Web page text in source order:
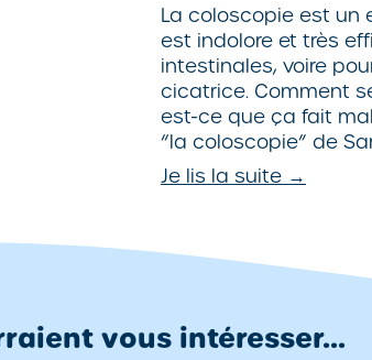
La coloscopie est un
est indolore et très
intestinales, voire
cicatrice. Comment
est-ce que ça fait
“la coloscopie” de
Je lis la suite →
vous intéresser...